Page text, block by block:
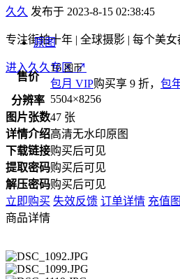
久久 发布于 2023-8-15 02:38:45
专注街拍十年 | 全球摄影 | 每个美
进入久久专区↗
原图
售价
16图币
包月 VIP购买享 9 折， 包
分辨率 5504×8256
图片张数47 张
详情介绍高清无水印原图
下载链接购买后可见
提取密码购买后可见
解压密码购买后可见
立即购买 失效反馈 订单详情 充值
商品详情